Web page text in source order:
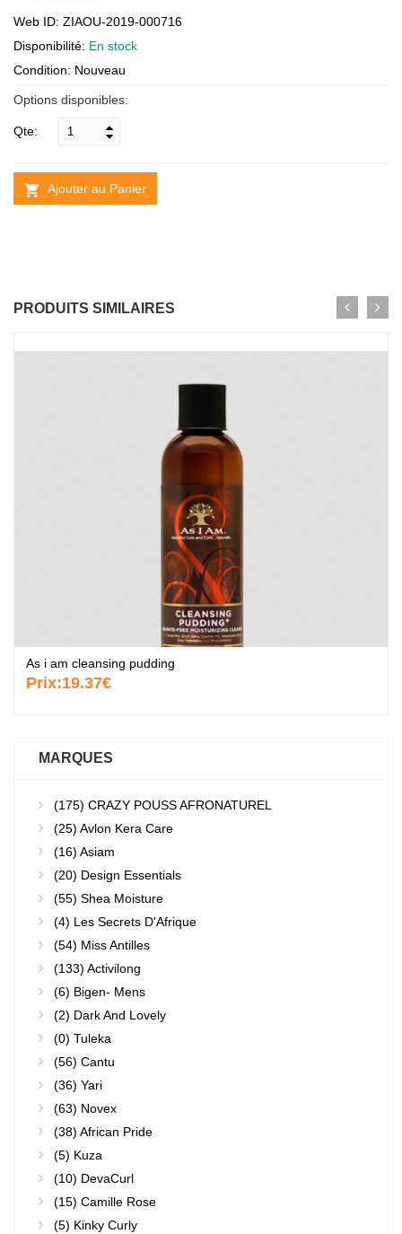
Web ID: ZIAOU-2019-000716
Disponibilité: En stock
Condition: Nouveau
Options disponibles:
Qte:
Ajouter au Panier
PRODUITS SIMILAIRES
As i am cleansing pudding
Prix:19.37€
MARQUES
(175) CRAZY POUSS AFRONATUREL
(25) Avlon Kera Care
(16) Asiam
(20) Design Essentials
(55) Shea Moisture
(4) Les Secrets D'Afrique
(54) Miss Antilles
(133) Activilong
(6) Bigen- Mens
(2) Dark And Lovely
(0) Tuleka
(56) Cantu
(36) Yari
(63) Novex
(38) African Pride
(5) Kuza
(10) DevaCurl
(15) Camille Rose
(5) Kinky Curly